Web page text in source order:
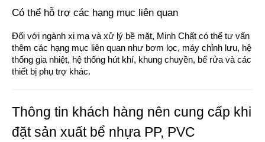
Có thể hỗ trợ các hạng mục liên quan
Đối với ngành xi mạ và xử lý bề mặt, Minh Chất có thể tư vấn
thêm các hạng mục liên quan như bơm lọc, máy chỉnh lưu, hệ
thống gia nhiệt, hệ thống hút khí, khung chuyền, bể rửa và các
thiết bị phụ trợ khác.
Thông tin khách hàng nên cung cấp khi
đặt sản xuất bể nhựa PP, PVC